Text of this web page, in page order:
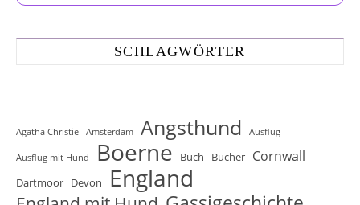
SCHLAGWÖRTER
Agatha Christie Amsterdam Angsthund Ausflug
Ausflug mit Hund Boerne Buch Bücher Cornwall
Dartmoor Devon England